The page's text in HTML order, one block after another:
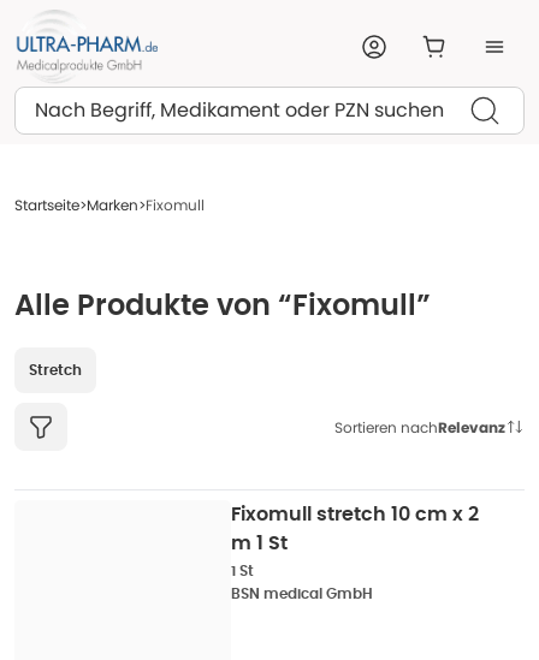
Suchen
Startseite Marken Fixomull
Alle Produkte von “Fixomull”
Stretch
Sortieren nachRelevanz
Fixomull stretch 10 cm x 2
m 1 St
1 St
BSN medical GmbH